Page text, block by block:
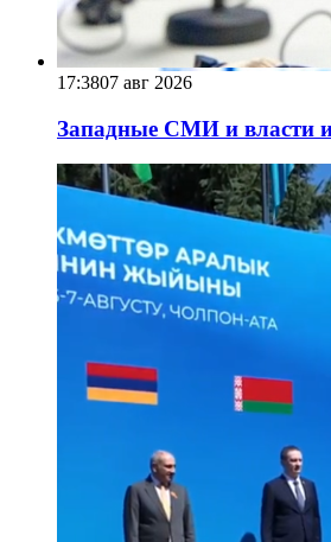
17:3807 авг 2026
Западные СМИ и власти